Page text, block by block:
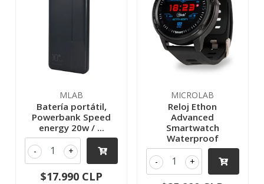
MLAB
Batería portátil,
Powerbank Speed
energy 20w / ...
+
-
$17.990 CLP
MICROLAB
Reloj Ethon
Advanced
Smartwatch
Waterproof
+
-